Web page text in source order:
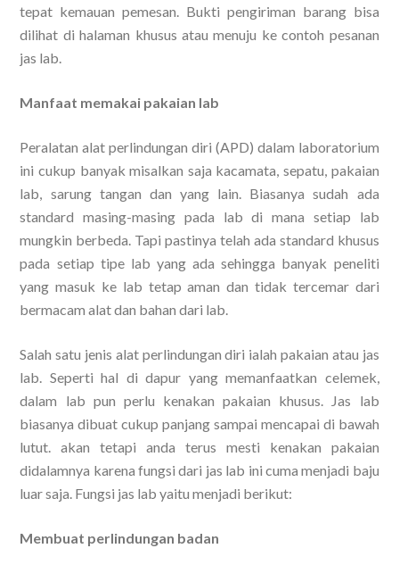
tepat kemauan pemesan. Bukti pengiriman barang bisa
dilihat di halaman khusus atau menuju ke contoh pesanan
jas lab.
Manfaat memakai pakaian lab
Peralatan alat perlindungan diri (APD) dalam laboratorium
ini cukup banyak misalkan saja kacamata, sepatu, pakaian
lab, sarung tangan dan yang lain. Biasanya sudah ada
standard masing-masing pada lab di mana setiap lab
mungkin berbeda. Tapi pastinya telah ada standard khusus
pada setiap tipe lab yang ada sehingga banyak peneliti
yang masuk ke lab tetap aman dan tidak tercemar dari
bermacam alat dan bahan dari lab.
Salah satu jenis alat perlindungan diri ialah pakaian atau jas
lab. Seperti hal di dapur yang memanfaatkan celemek,
dalam lab pun perlu kenakan pakaian khusus. Jas lab
biasanya dibuat cukup panjang sampai mencapai di bawah
lutut. akan tetapi anda terus mesti kenakan pakaian
didalamnya karena fungsi dari jas lab ini cuma menjadi baju
luar saja. Fungsi jas lab yaitu menjadi berikut:
Membuat perlindungan badan